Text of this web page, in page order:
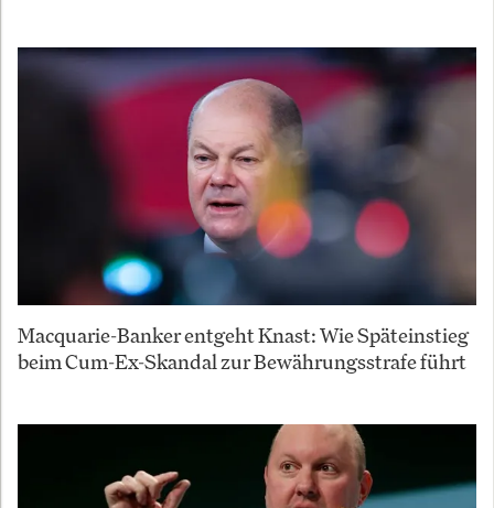
Macquarie-Banker entgeht Knast: Wie Späteinstieg
beim Cum-Ex-Skandal zur Bewährungsstrafe führt